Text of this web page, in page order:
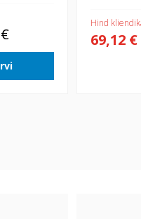
Hind
69,12 €